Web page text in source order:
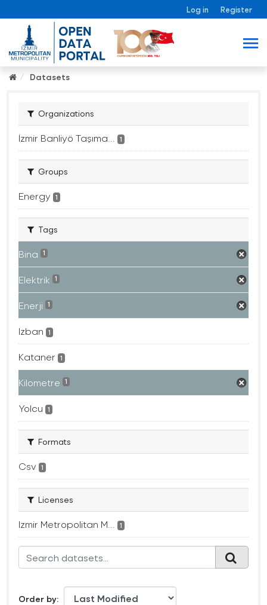
Log in Register
Datasets
Organizations
İzmir Banliyö Taşıma... 1
Groups
Energy 1
Tags
Bina 1
Elektrik 1
Enerji 1
Izban 1
Kataner 1
Kilometre 1
Yolcu 1
Formats
Csv 1
Licenses
Izmir Metropolitan M... 1
Order by